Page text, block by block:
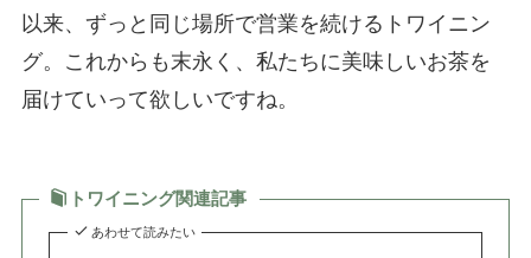
以来、ずっと同じ場所で営業を続けるトワイニン
グ。これからも末永く、私たちに美味しいお茶を
届けていって欲しいですね。
トワイニング関連記事
あわせて読みたい